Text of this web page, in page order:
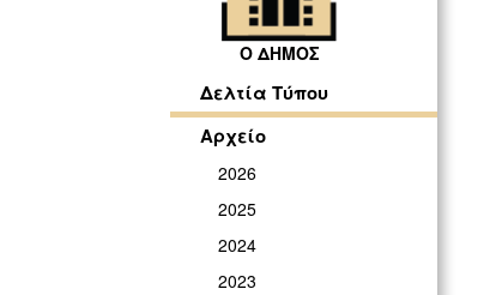
Ο ΔΗΜΟΣ
Δελτία Τύπου
Αρχείο
2026
2025
2024
2023